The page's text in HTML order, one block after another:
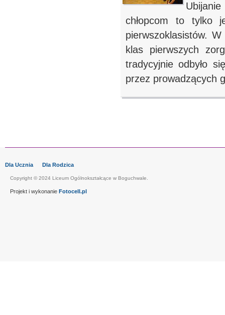
chłopcom to tylko
pierwszoklasistów.
klas pierwszych
tradycyjnie odbyło
przez prowadzących
Dla Ucznia Dla Rodzica
Copyright © 2024 Liceum Ogólnokształcące w Boguchwale.
Projekt i wykonanie Fotocell.pl